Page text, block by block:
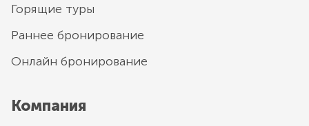
Горящие туры
Раннее бронирование
Онлайн бронирование
Компания